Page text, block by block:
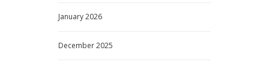
January2026
December2025